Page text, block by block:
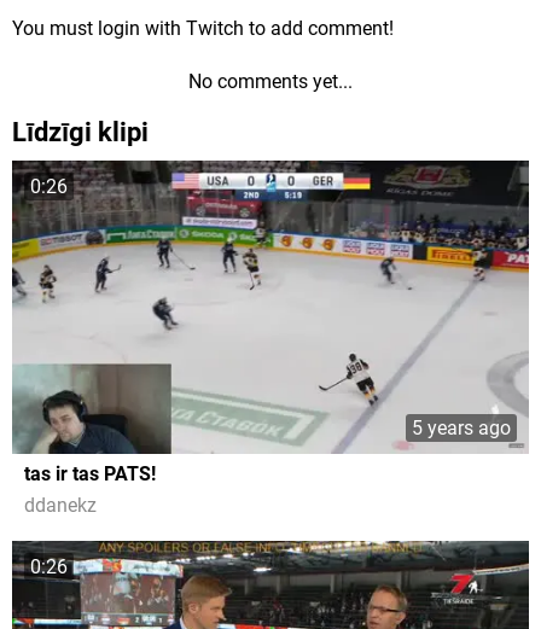
You must login with Twitch to add comment!
No comments yet...
Līdzīgi klipi
0:26
5 years ago
tas ir tas PATS!
ddanekz
0:26